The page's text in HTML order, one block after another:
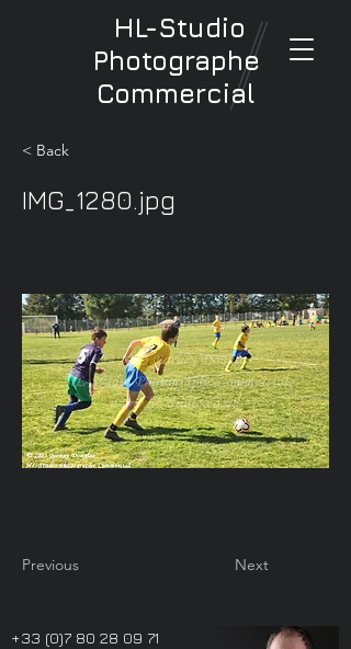
HL-Studio
Photographe
Commercial
< Back
IMG_1280.jpg
Previous Next
+33 (0)7 80 28 09 71